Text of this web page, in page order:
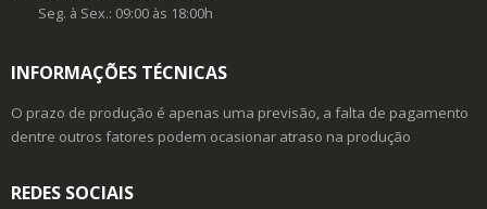
Seg. à Sex.: 09:00 às 18:00h
INFORMAÇÕES TÉCNICAS
O prazo de produção é apenas uma previsão, a falta de pagamento
dentre outros fatores podem ocasionar atraso na produção
REDES SOCIAIS